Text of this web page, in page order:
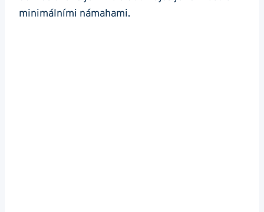
minimálními ‌námahami.